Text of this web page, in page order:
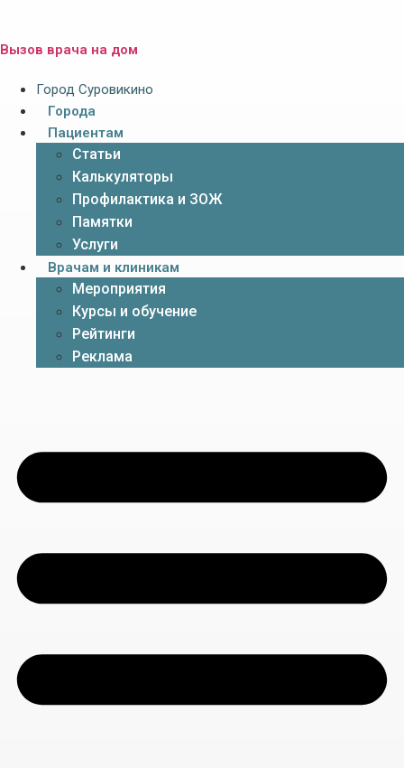
Вызов врача на дом
Город Суровикино
Города
Пациентам
Статьи
Калькуляторы
Профилактика и ЗОЖ
Памятки
Услуги
Врачам и клиникам
Мероприятия
Курсы и обучение
Рейтинги
Реклама